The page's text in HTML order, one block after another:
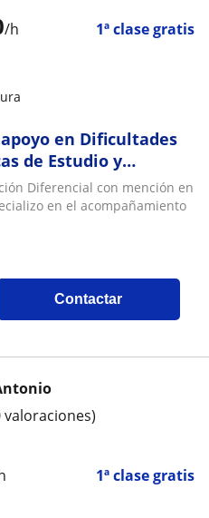
/h 1ª clase gratis
en Dificultades
de Estudio y
y a Domicilio)
Diferencial con mención en
en el acompañamiento
Contactar
1ª clase gratis
valoraciones)